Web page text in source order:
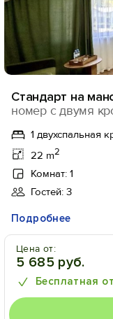
Стандарт на
номер с двумя
1 двухспальная
22 m2
Комнат: 1
Гостей: 3
Подробнее
Цена от:
5 685 руб.
Бесплатная